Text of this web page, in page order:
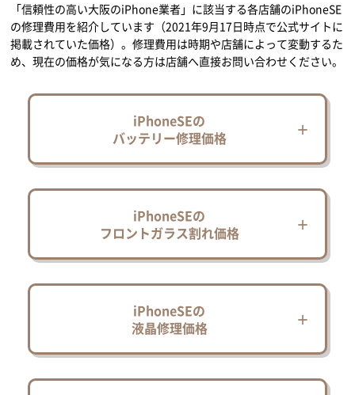
「信頼性の高い大阪のiPhone業者」に該当する各店舗のiPhoneSE
の修理費用を紹介しています（2021年9月17日時点で公式サイトに
掲載されていた価格）。修理費用は時期や店舗によって変動するた
め、現在の価格が気になる方は店舗へ直接お問い合わせください。
iPhoneSEの
バッテリー修理価格
iPhoneSEの
フロントガラス割れ価格
iPhoneSEの
液晶修理価格